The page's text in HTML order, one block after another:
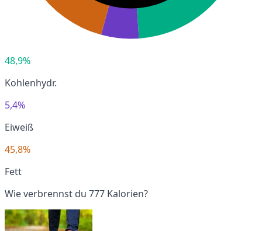
48,9%
Kohlenhydr.
5,4%
Eiweiß
45,8%
Fett
Wie verbrennst du 777 Kalorien?